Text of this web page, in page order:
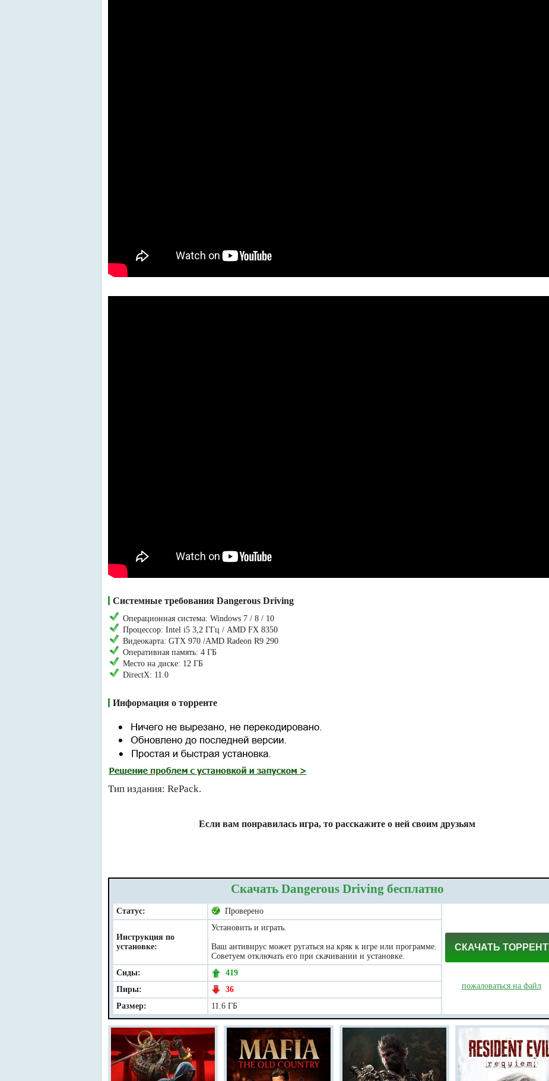
Системные требования Dangerous Driving
Операционная система: Windows 7 / 8 / 10
Процессор: Intel i5 3,2 ГГц / AMD FX 8350
Видеокарта: GTX 970 /AMD Radeon R9 290
Оперативная память: 4 ГБ
Место на диске: 12 ГБ
DirectX: 11.0
Информация о торренте
Тип издания: RePack.
Если вам понравилась игра, то расскажите о ней своим друзьям
Скачать Dangerous Driving бесплатно
Статус: Проверено
СКАЧАТЬ ТОРРЕНТ
пожаловаться на файл
Инструкция по
установке:
Установить и играть.
Ваш антивирус может ругаться на кряк к игре или программе.
Советуем отключать его при скачивании и установке.
Сиды:
419
Пиры:
36
Размер:
11.6 ГБ